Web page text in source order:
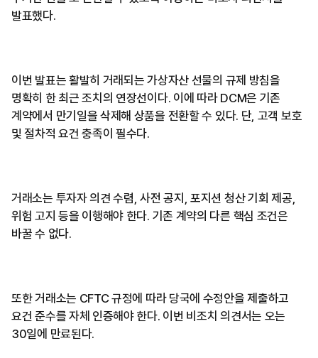
발표했다.
이번 발표는 활발히 거래되는 가상자산 선물의 규제 방침을
명확히 한 최근 조치의 연장선이다. 이에 따라 DCM은 기존
계약에서 만기일을 삭제해 상품을 전환할 수 있다. 단, 고객 보호
및 절차적 요건 충족이 필수다.
거래소는 투자자 의견 수렴, 사전 공지, 포지션 청산 기회 제공,
위험 고지 등을 이행해야 한다. 기존 계약의 다른 핵심 조건은
바꿀 수 없다.
또한 거래소는 CFTC 규정에 따라 당국에 수정안을 제출하고
요건 준수를 자체 인증해야 한다. 이번 비조치 의견서는 오는
30일에 만료된다.